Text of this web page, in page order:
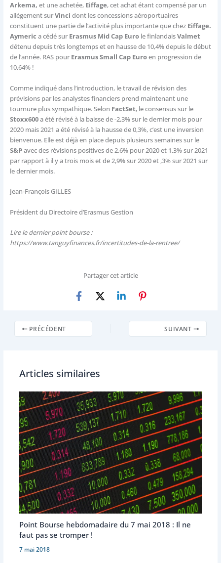
Arkema, et une achetée, Eiffage, cet achat étant compensé par un
allégement surVinci dont les concessions aéroportuaires
constituent une partie de l’activité plus importante que chez Eiffage.
Aymeric a cédé sur Erasmus Mid Cap Euro le finlandaisValmet
détenu depuis très longtemps et en hausse de 10,4% depuis le début
de l’année. RAS pour Erasmus Small Cap Euroen progression de
10,64% !
Comme indiqué dans l’introduction, le travail de révision des
prévisions par les analystes financiers prend maintenant une
tournure plus sympathique. Selon FactSet, le consensus sur le
Stoxx600a été révisé à la baisse de -2,3% sur le dernier mois pour
2020 mais 2021 a été révisé à la hausse de 0,3%, c’est une inversion
bienvenue. Elle est déjà en place depuis plusieurs semaines sur le
S&Pavec des révisions positives de 2,6% pour 2020 et 1,3% sur 2021
par rapport à il y a trois mois et de 2,9% sur 2020 et ,3% sur 2021 sur
le dernier mois.
Jean-François GILLES
Président du Directoire d’Erasmus Gestion
Lire le dernier point bourse :
https://www.tanguyfinances.fr/incertitudes-de-la-rentree/
Partager cet article
PRÉCÉDENT SUIVANT
Articles similaires
Point Bourse hebdomadaire du 7 mai 2018 : Il ne
faut pas se tromper !
7 mai 2018